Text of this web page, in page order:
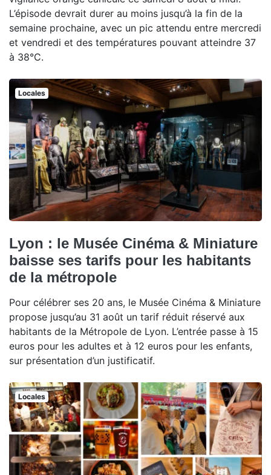
L’épisode devrait durer au moins jusqu’à la fin de la
semaine prochaine, avec un pic attendu entre mercredi
et vendredi et des températures pouvant atteindre 37
à 38°C.
Locales
Lyon : le Musée Cinéma & Miniature
baisse ses tarifs pour les habitants
de la métropole
Pour célébrer ses 20 ans, le Musée Cinéma & Miniature
propose jusqu’au 31 août un tarif réduit réservé aux
habitants de la Métropole de Lyon. L’entrée passe à 15
euros pour les adultes et à 12 euros pour les enfants,
sur présentation d’un justificatif.
Locales